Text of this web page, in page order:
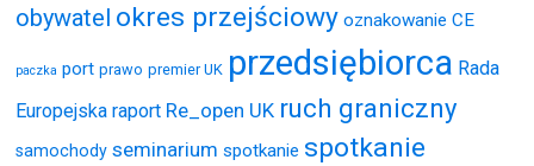
obywatel okres przejściowy oznakowanie CE
paczka port prawo premier UK przedsiębiorca Rada
Europejska raport Re_open UK ruch graniczny
samochody seminarium spotkanie spotkanie